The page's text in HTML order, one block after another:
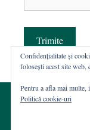
Trimite
Confidențialitate și
folosești acest site web,
Pentru a afla mai
Politică cookie-uri